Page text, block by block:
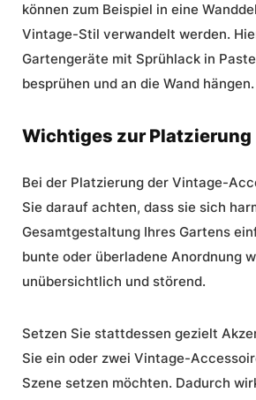
können zum Beispiel in eine
Vintage-Stil verwandelt werden.
Gartengeräte mit Sprühlack in
besprühen und an die Wand hängen.
Wichtiges zur Platzierung
Bei der Platzierung der Vintage-
Sie darauf achten, dass sie sich
Gesamtgestaltung Ihres Gartens
bunte oder überladene Anordnung
unübersichtlich und störend.
Setzen Sie stattdessen gezielt
Sie ein oder zwei Vintage-
Szene setzen möchten. Dadurch